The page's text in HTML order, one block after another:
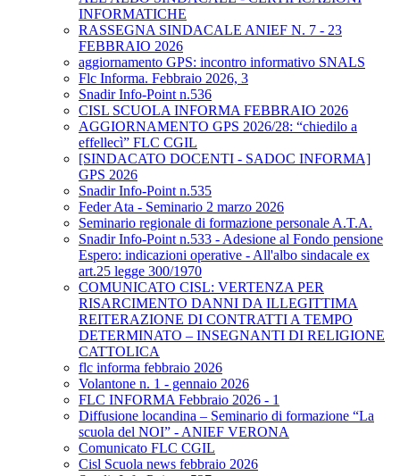
INFORMATICHE
RASSEGNA SINDACALE ANIEF N. 7 - 23
FEBBRAIO 2026
aggiornamento GPS: incontro informativo SNALS
Flc Informa. Febbraio 2026, 3
Snadir Info-Point n.536
CISL SCUOLA INFORMA FEBBRAIO 2026
AGGIORNAMENTO GPS 2026/28: “chiedilo a
effellecì” FLC CGIL
[SINDACATO DOCENTI - SADOC INFORMA]
GPS 2026
Snadir Info-Point n.535
Feder Ata - Seminario 2 marzo 2026
Seminario regionale di formazione personale A.T.A.
Snadir Info-Point n.533 - Adesione al Fondo pensione
Espero: indicazioni operative - All'albo sindacale ex
art.25 legge 300/1970
COMUNICATO CISL: VERTENZA PER
RISARCIMENTO DANNI DA ILLEGITTIMA
REITERAZIONE DI CONTRATTI A TEMPO
DETERMINATO – INSEGNANTI DI RELIGIONE
CATTOLICA
flc informa febbraio 2026
Volantone n. 1 - gennaio 2026
FLC INFORMA Febbraio 2026 - 1
Diffusione locandina – Seminario di formazione “La
scuola del NOI” - ANIEF VERONA
Comunicato FLC CGIL
Cisl Scuola news febbraio 2026